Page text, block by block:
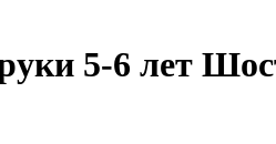
5-6 лет